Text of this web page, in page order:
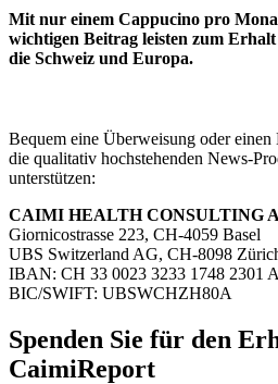
Mit nur einem Cappucino pro
wichtigen Beitrag leisten zum
die Schweiz und Europa.
Bequem eine Überweisung oder einen
die qualitativ hochstehenden News-
unterstützen:
CAIMI HEALTH CONSULTING
Giornicostrasse 223, CH-4059 Basel
UBS Switzerland AG, CH-8098
IBAN: CH 33 0023 3233 1748 2301 A
BIC/SWIFT: UBSWCHZH80A
Spenden Sie für den
CaimiReport